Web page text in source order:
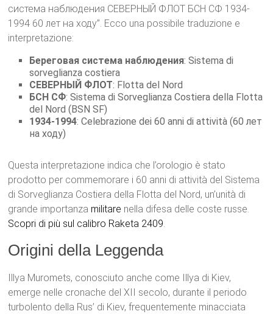
система наблюдения СЕВЕРНЫЙ ФЛОТ БСН СФ 1934-
1994 60 лет на ходу”. Ecco una possibile traduzione e
interpretazione:
Береговая система наблюдения: Sistema di
sorveglianza costiera
СЕВЕРНЫЙ ФЛОТ: Flotta del Nord
БСН СФ: Sistema di Sorveglianza Costiera della Flotta
del Nord (BSN SF)
1934-1994: Celebrazione dei 60 anni di attività (60 лет
на ходу)
Questa interpretazione indica che l’orologio è stato
prodotto per commemorare i 60 anni di attività del Sistema
di Sorveglianza Costiera della Flotta del Nord, un’unità di
grande importanza militare nella difesa delle coste russe.
Scopri di più sul calibro Raketa 2409.
Origini della Leggenda
Illya Muromets, conosciuto anche come Illya di Kiev,
emerge nelle cronache del XII secolo, durante il periodo
turbolento della Rus’ di Kiev, frequentemente minacciata